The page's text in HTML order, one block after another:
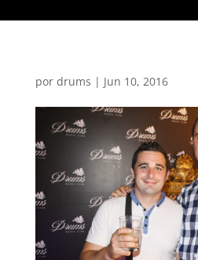
por drums | Jun 10, 2016